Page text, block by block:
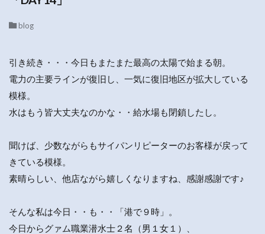
blog
引き続き・・・今日もまたまた最高の太陽で始まる朝。
電力の主要ラインが復旧し、一気に復旧地区が拡大している
模様。
水はもう皆大丈夫なのかな・・給水場も閉鎖したし。
聞けば、少数ながらもサイパンリピーターのお客様が戻って
きている模様。
素晴らしい、他店ながら嬉しくなりますね、感謝感謝です♪
そんな私は今日・・も・・「港で９時」。
今日からグァム職業潜水士２名（男１女１）、